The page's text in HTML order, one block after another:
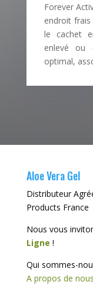
Forever
endroit frais
le cachet
enlevé ou
optimal,
Aloe Vera Gel
Distributeur
Products France
Nous vous
Ligne !
Qui sommes-
A propos de nous